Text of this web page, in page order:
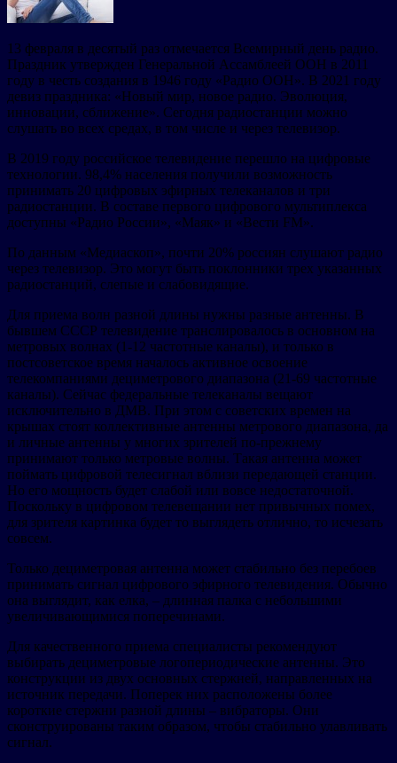
13 февраля в десятый раз отмечается Всемирный день радио.
Праздник утвержден Генеральной Ассамблеей ООН в 2011
году в честь создания в 1946 году «Радио ООН». В 2021 году
девиз праздника: «Новый мир, новое радио. Эволюция,
инновации, сближение». Сегодня радиостанции можно
слушать во всех средах, в том числе и через телевизор.
В 2019 году российское телевидение перешло на цифровые
технологии. 98,4% населения получили возможность
принимать 20 цифровых эфирных телеканалов и три
радиостанции. В составе первого цифрового мультиплекса
доступны «Радио России», «Маяк» и «Вести FM».
По данным «Медиаскоп», почти 20% россиян слушают радио
через телевизор. Это могут быть поклонники трех указанных
радиостанций, слепые и слабовидящие.
Для приема волн разной длины нужны разные антенны. В
бывшем СССР телевидение транслировалось в основном на
метровых волнах (1-12 частотные каналы), и только в
постсоветское время началось активное освоение
телекомпаниями дециметрового диапазона (21-69 частотные
каналы). Сейчас федеральные телеканалы вещают
исключительно в ДМВ. При этом с советских времен на
крышах стоят коллективные антенны метрового диапазона, да
и личные антенны у многих зрителей по-прежнему
принимают только метровые волны. Такая антенна может
поймать цифровой телесигнал вблизи передающей станции.
Но его мощность будет слабой или вовсе недостаточной.
Поскольку в цифровом телевещании нет привычных помех,
для зрителя картинка будет то выглядеть отлично, то исчезать
совсем.
Только дециметровая антенна может стабильно без перебоев
принимать сигнал цифрового эфирного телевидения. Обычно
она выглядит, как елка, – длинная палка с небольшими
увеличивающимися поперечинами.
Для качественного приема специалисты рекомендуют
выбирать дециметровые логопериодические антенны. Это
конструкции из двух основных стержней, направленных на
источник передачи. Поперек них расположены более
короткие стержни разной длины – вибраторы. Они
сконструированы таким образом, чтобы стабильно улавливать
сигнал.